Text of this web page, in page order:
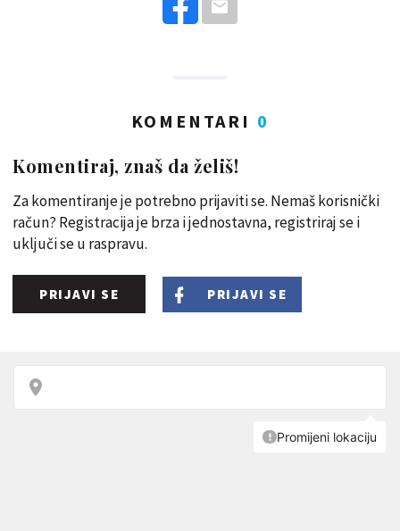
KOMENTARI 0
Komentiraj, znaš da želiš!
Za komentiranje je potrebno prijaviti se. Nemaš korisnički
račun? Registracija je brza i jednostavna, registriraj se i
uključi se u raspravu.
PRIJAVI SE PRIJAVI SE